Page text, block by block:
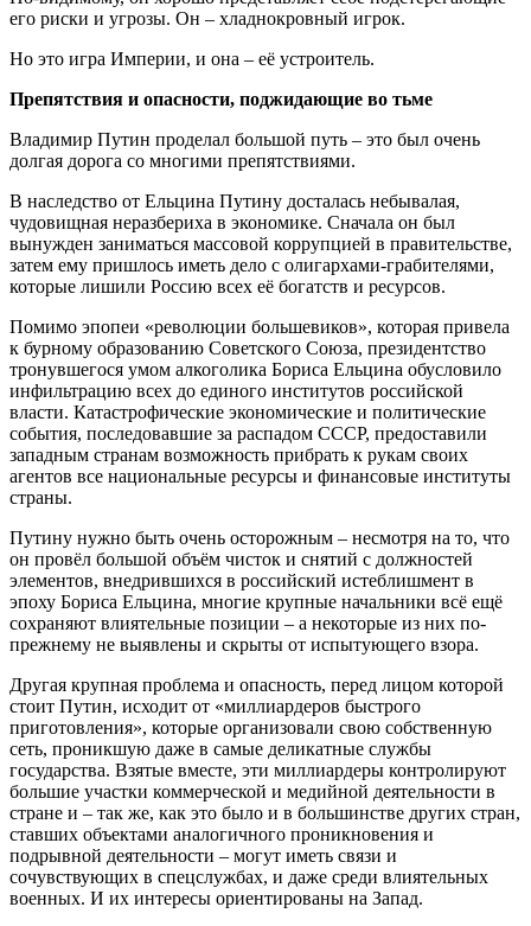
его риски и угрозы. Он – хладнокровный игрок.
Но это игра Империи, и она – её устроитель.
Препятствия и опасности, поджидающие во тьме
Владимир Путин проделал большой путь – это был очень
долгая дорога со многими препятствиями.
В наследство от Ельцина Путину досталась небывалая,
чудовищная неразбериха в экономике. Сначала он был
вынужден заниматься массовой коррупцией в правительстве,
затем ему пришлось иметь дело с олигархами-грабителями,
которые лишили Россию всех её богатств и ресурсов.
Помимо эпопеи «революции большевиков», которая привела
к бурному образованию Советского Союза, президентство
тронувшегося умом алкоголика Бориса Ельцина обусловило
инфильтрацию всех до единого институтов российской
власти. Катастрофические экономические и политические
события, последовавшие за распадом СССР, предоставили
западным странам возможность прибрать к рукам своих
агентов все национальные ресурсы и финансовые институты
страны.
Путину нужно быть очень осторожным – несмотря на то, что
он провёл большой объём чисток и снятий с должностей
элементов, внедрившихся в российский истеблишмент в
эпоху Бориса Ельцина, многие крупные начальники всё ещё
сохраняют влиятельные позиции – а некоторые из них по-
прежнему не выявлены и скрыты от испытующего взора.
Другая крупная проблема и опасность, перед лицом которой
стоит Путин, исходит от «миллиардеров быстрого
приготовления», которые организовали свою собственную
сеть, проникшую даже в самые деликатные службы
государства. Взятые вместе, эти миллиардеры контролируют
большие участки коммерческой и медийной деятельности в
стране и – так же, как это было и в большинстве других стран,
ставших объектами аналогичного проникновения и
подрывной деятельности – могут иметь связи и
сочувствующих в спецслужбах, и даже среди влиятельных
военных. И их интересы ориентированы на Запад.